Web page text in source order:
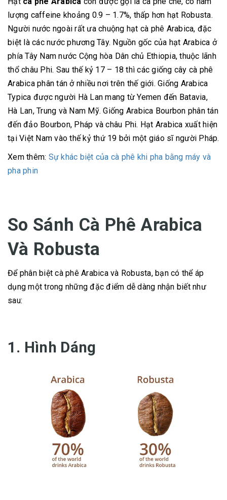
lượng caffeine khoảng 0.9 – 1.7%, thấp hơn hạt Robusta.
Người nước ngoài rất ưa chuộng hạt cà phê Arabica, đặc
biệt là các nước phương Tây. Nguồn gốc của hạt Arabica ở
phía Tây Nam nước Cộng hòa Dân chủ Ethiopia, thuộc lãnh
thổ châu Phi. Sau thế kỷ 17 – 18 thì các giống cây cà phê
Arabica phân tán ở nhiều nơi trên thế giới. Giống Arabica
Typica được người Hà Lan mang từ Yemen đến Batavia,
Hà Lan, Trung và Nam Mỹ. Giống Arabica Bourbon phân tán
đến đảo Bourbon, Pháp và châu Phi. Hạt Arabica xuất hiện
tại Việt Nam vào thế kỷ thứ 19 bởi một giáo sĩ người Pháp.
Xem thêm: Sự khác biệt của cà phê khi pha bằng máy và
pha phin
So Sánh Cà Phê Arabica
Và Robusta
Để phân biệt cà phê Arabica và Robusta, bạn có thể áp
dụng một trong những đặc điểm dễ dàng nhận biết như
sau:
1. Hình Dáng